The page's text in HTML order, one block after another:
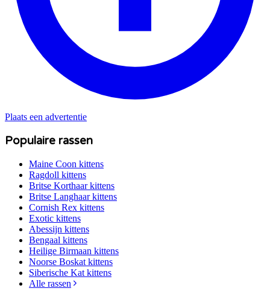
Plaats een advertentie
Populaire rassen
Maine Coon kittens
Ragdoll kittens
Britse Korthaarkittens
Britse Langhaarkittens
Cornish Rex kittens
Exotic kittens
Abessijn kittens
Bengaal kittens
Heilige Birmaan kittens
Noorse Boskat kittens
Siberische Kat kittens
Alle rassen